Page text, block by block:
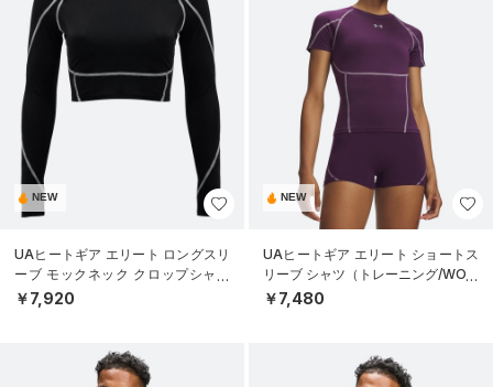
NEW
UAヒートギア エリート ロングスリ
ーブ モックネック クロップシャツ
（トレーニング/WOMEN）
￥7,920
NEW
UAヒートギア エリート ショートス
リーブ シャツ（トレーニング/WOM
EN）
￥7,480